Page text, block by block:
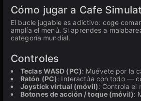
Cómo jugar a Cafe
El bucle jugable es adictivo: coge
amplía el menú. Si aprendes a
categoría mundial.
Controles
Teclas WASD (PC): Muévete por la
Ratón (PC): Interactúa con todo —
Joystick virtual (móvil): Controla el
Botones de acción / toque (móvil):